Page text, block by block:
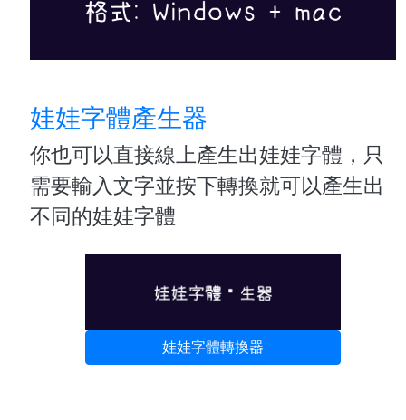
娃娃字體產生器
你也可以直接線上產生出娃娃字體，只
需要輸入文字並按下轉換就可以產生出
不同的娃娃字體
娃娃字體轉換器